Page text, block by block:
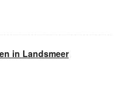
in Landsmeer